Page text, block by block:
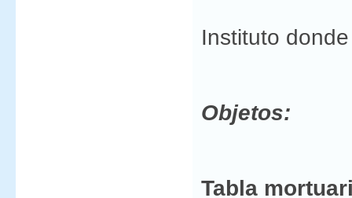
Instituto
Objetos:
Tabla